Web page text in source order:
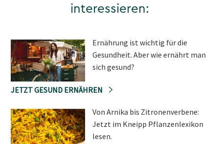
interessieren:
Ernährung ist wichtig für die
Gesundheit. Aber wie ernährt man
sich gesund?
JETZT GESUND ERNÄHREN
Von Arnika bis Zitronenverbene:
Jetzt im Kneipp Pflanzenlexikon
lesen.